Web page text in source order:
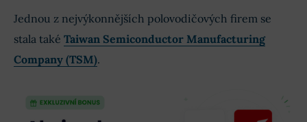
Jednou z nejvýkonnějších polovodičových firem se
stala také Taiwan Semiconductor Manufacturing
Company (TSM).